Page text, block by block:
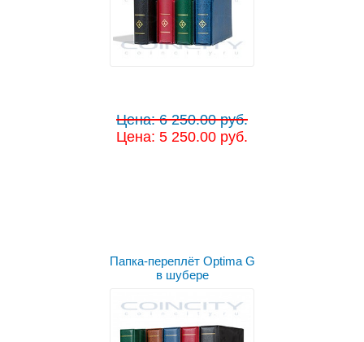
Цена: 6 250.00 руб.
Цена: 5 250.00 руб.
Папка-переплёт Optima G
в шубере